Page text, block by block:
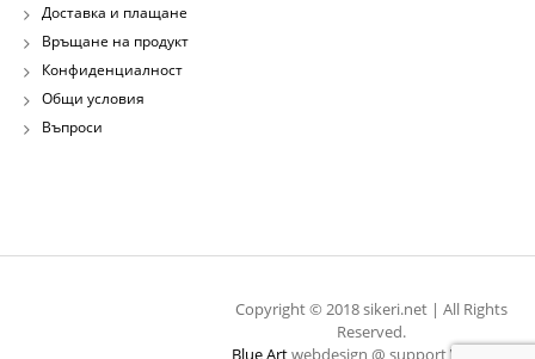
Доставка и плащане
Връщане на продукт
Конфиденциалност
Общи условия
Въпроси
Copyright © 2018 sikeri.net | All Rights
Reserved.
Blue Artwebdesign @ supportWebOps